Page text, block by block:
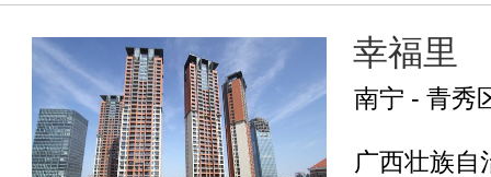
幸福里
南宁 - 青秀
广西壮族自